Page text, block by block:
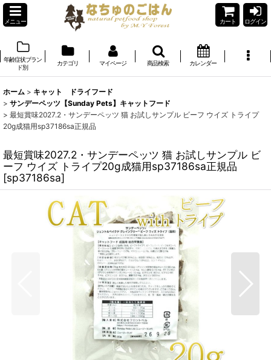
メニュー カート ログイン
年齢症状ブラン
ド別
カテゴリ マイページ 商品検索 カレンダー
ホーム > キャット ドライフード
> サンデーペッツ【Sunday Pets】キャットフード
> 最短賞味2027.2・サンデーペッツ 猫 お試しサンプル ビーフ ウイズ トライプ
20g成猫用sp37186sa正規品
最短賞味2027.2・サンデーペッツ 猫 お試しサンプル ビ
ーフ ウイズ トライプ20g成猫用sp37186sa正規品
[sp37186sa]